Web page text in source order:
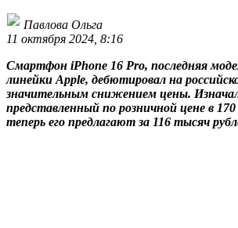
Павлова Ольга
11 октября 2024, 8:16
Смартфон iPhone 16 Pro, последняя
линейки Apple, дебютировал на
значительным снижением цены.
представленный по розничной цене в
теперь его предлагают за 116 тысяч